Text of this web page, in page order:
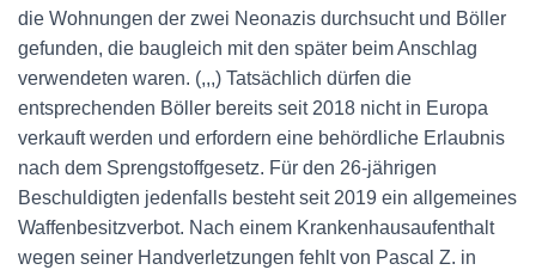
die Wohnungen der zwei Neonazis durchsucht und Böller
gefunden, die baugleich mit den später beim Anschlag
verwendeten waren. (,,,) Tatsächlich dürfen die
entsprechenden Böller bereits seit 2018 nicht in Europa
verkauft werden und erfordern eine behördliche Erlaubnis
nach dem Sprengstoffgesetz. Für den 26-jährigen
Beschuldigten jedenfalls besteht seit 2019 ein allgemeines
Waffenbesitzverbot. Nach einem Krankenhausaufenthalt
wegen seiner Handverletzungen fehlt von Pascal Z. in